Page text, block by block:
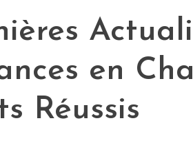
en
Réussis